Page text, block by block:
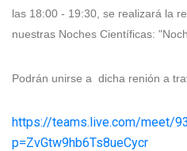
las 18:00 - 19:30, se realizará la
nuestras Noches Científicas:
Podrán unirse a dicha renión a
https://teams.live.com/meet/
p=ZvGtw9hb6Ts8ueCycr